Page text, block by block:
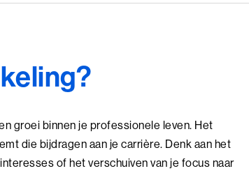
groei binnen je professionele leven. Het
die bijdragen aan je carrière. Denk aan het
of het verschuiven van je focus naar